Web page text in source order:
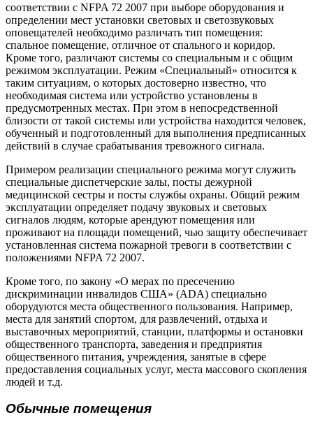
соответствии с NFPA 72 2007 при выборе оборудования и
определении мест установки световых и светозвуковых
оповещателей необходимо различать тип помещения:
спальное помещение, отличное от спального и коридор.
Кроме того, различают системы со специальным и с общим
режимом эксплуатации. Режим «Специальный» относится к
таким ситуациям, о которых достоверно известно, что
необходимая система или устройство установлены в
предусмотренных местах. При этом в непосредственной
близости от такой системы или устройства находится человек,
обученный и подготовленный для выполнения предписанных
действий в случае срабатывания тревожного сигнала.
Примером реализации специального режима могут служить
специальные диспетчерские залы, посты дежурной
медицинской сестры и посты службы охраны. Общий режим
эксплуатации определяет подачу звуковых и световых
сигналов людям, которые арендуют помещения или
проживают на площади помещений, чью защиту обеспечивает
установленная система пожарной тревоги в соответствии с
положениями NFPA 72 2007.
Кроме того, по закону «О мерах по пресечению
дискриминации инвалидов США» (ADA) специально
оборудуются места общественного пользования. Например,
места для занятий спортом, для развлечений, отдыха и
выставочных мероприятий, станции, платформы и остановки
общественного транспорта, заведения и предприятия
общественного питания, учреждения, занятые в сфере
предоставления социальных услуг, места массового скопления
людей и т.д.
Обычные помещения